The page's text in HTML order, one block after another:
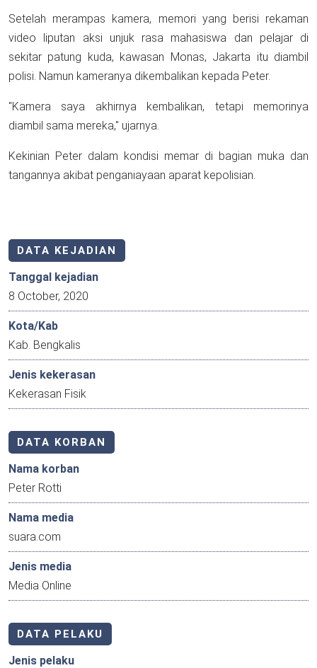
Setelah merampas kamera, memori yang berisi rekaman
video liputan aksi unjuk rasa mahasiswa dan pelajar di
sekitar patung kuda, kawasan Monas, Jakarta itu diambil
polisi. Namun kameranya dikembalikan kepada Peter.
"Kamera saya akhirnya kembalikan, tetapi memorinya
diambil sama mereka," ujarnya.
Kekinian Peter dalam kondisi memar di bagian muka dan
tangannya akibat penganiayaan aparat kepolisian.
DATA KEJADIAN
Tanggal kejadian
8 October, 2020
Kota/Kab
Kab. Bengkalis
Jenis kekerasan
Kekerasan Fisik
DATA KORBAN
Nama korban
Peter Rotti
Nama media
suara.com
Jenis media
Media Online
DATA PELAKU
Jenis pelaku